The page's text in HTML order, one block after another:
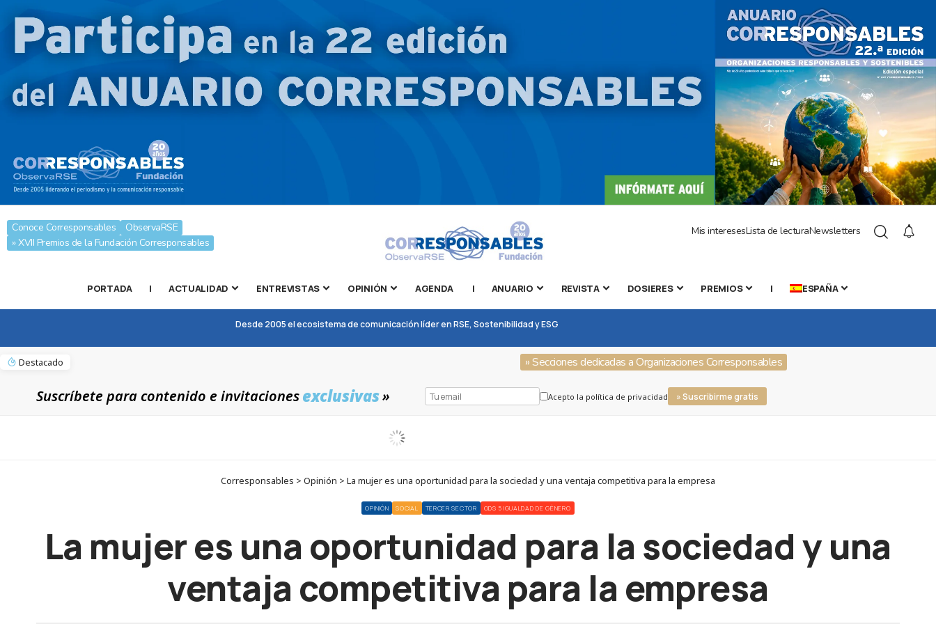
Conoce Corresponsables
ObservaRSE
» XVII Premios de la Fundación Corresponsables
Mis interesesLista de lecturaNewsletters
PORTADA | ACTUALIDAD ENTREVISTAS OPINIÓN AGENDA | ANUARIO REVISTA DOSIERES PREMIOS | ESPAÑA
Desde 2005 el ecosistema de comunicación líder en RSE, Sostenibilidad y ESG
Destacado » Secciones dedicadas a Organizaciones Corresponsables
Suscríbete para contenido e invitacionesexclusivas» Acepto la política de privacidad » Suscribirme gratis
Corresponsables > Opinión > La mujer es una oportunidad para la sociedad y una ventaja competitiva para la empresa
OPINIÓN SOCIAL TERCER SECTOR ODS 5 IGUALDAD DE GÉNERO
La mujer es una oportunidad para la sociedad y una
ventaja competitiva para la empresa